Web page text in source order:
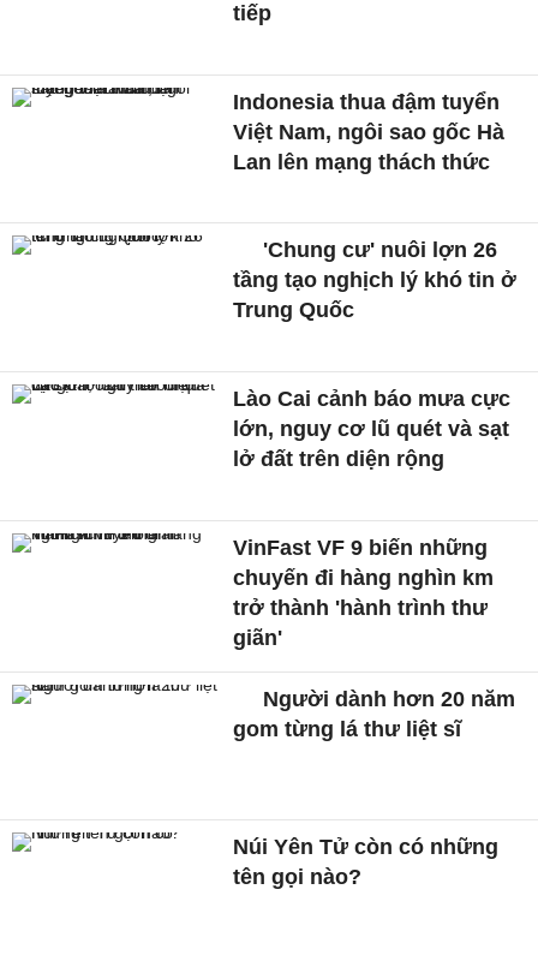
tiếp
Indonesia thua đậm tuyển
Việt Nam, ngôi sao gốc Hà
Lan lên mạng thách thức
'Chung cư' nuôi lợn 26
tầng tạo nghịch lý khó tin ở
Trung Quốc
Lào Cai cảnh báo mưa cực
lớn, nguy cơ lũ quét và sạt
lở đất trên diện rộng
VinFast VF 9 biến những
chuyến đi hàng nghìn km
trở thành 'hành trình thư
giãn'
Người dành hơn 20 năm
gom từng lá thư liệt sĩ
Núi Yên Tử còn có những
tên gọi nào?